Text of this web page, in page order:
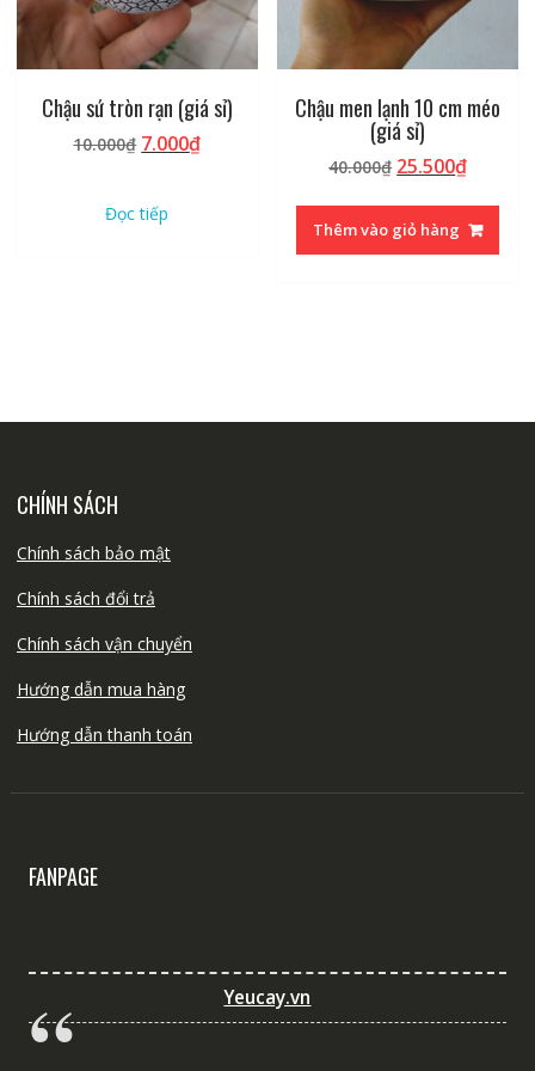
Chậu sứ tròn rạn (giá sỉ)
10.000₫ Giá
10.000₫.
7.000₫Giá
Đọc tiếp
Chậu men lạnh 10 cm méo
(giá sỉ)
40.000₫ Giá
là:
40.000₫.
25.500₫Giá
tại
là:
Thêm vào giỏ hàng
CHÍNH SÁCH
Chính sách bảo mật
Chính sách đổi trả
Chính sách vận chuyển
Hướng dẫn mua hàng
Hướng dẫn thanh toán
FANPAGE
Yeucay.vn